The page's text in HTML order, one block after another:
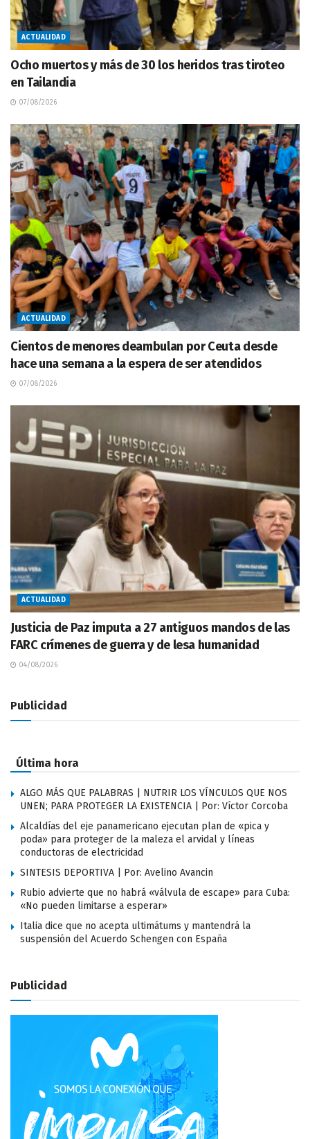
ACTUALIDAD
Ocho muertos y más de 30 los heridos tras tiroteo
en Tailandia
07/08/2026
ACTUALIDAD
Cientos de menores deambulan por Ceuta desde
hace una semana a la espera de ser atendidos
07/08/2026
ACTUALIDAD
Justicia de Paz imputa a 27 antiguos mandos de las
FARC crímenes de guerra y de lesa humanidad
04/08/2026
Publicidad
Última hora
ALGO MÁS QUE PALABRAS | NUTRIR LOS VÍNCULOS QUE NOS
UNEN; PARA PROTEGER LA EXISTENCIA | Por: Víctor Corcoba
Alcaldías del eje panamericano ejecutan plan de «pica y
poda» para proteger de la maleza el arvidal y líneas
conductoras de electricidad
SINTESIS DEPORTIVA | Por: Avelino Avancin
Rubio advierte que no habrá «válvula de escape» para Cuba:
«No pueden limitarse a esperar»
Italia dice que no acepta ultimátums y mantendrá la
suspensión del Acuerdo Schengen con España
Publicidad